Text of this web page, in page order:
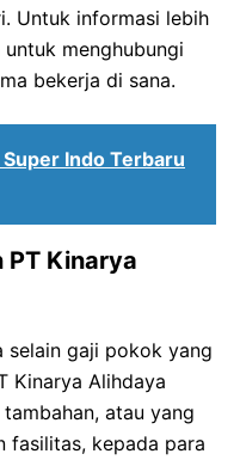
Untuk informasi lebih
menghubungi
bekerja di sana.
Indo Terbaru
PT Kinarya
selain gaji pokok yang
Kinarya Alihdaya
atau yang
fasilitas, kepada para